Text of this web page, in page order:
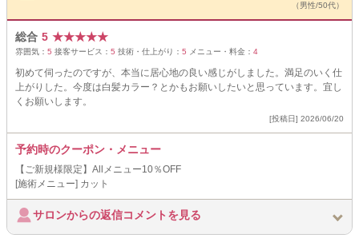
（男性/50代）
総合 5 ★★★★★
雰囲気： 5 接客サービス： 5 技術・仕上がり： 5 メニュー・料金： 4
初めて伺ったのですが、本当に居心地の良い感じがしました。満足のいく仕
上がりした。今度は白髪カラー？とかもお願いしたいと思っています。宜し
くお願いします。
[投稿日] 2026/06/20
予約時のクーポン・メニュー
【ご新規様限定】Allメニュー10％OFF
[施術メニュー] カット
サロンからの返信コメントを見る